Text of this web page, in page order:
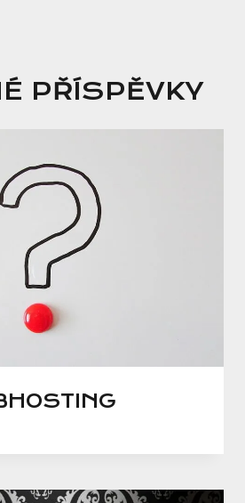
PŘÍSPĚVKY